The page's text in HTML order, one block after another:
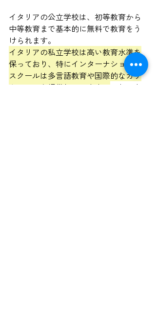
イタリアの公立学校は、初等教育から
中等教育まで基本的に無料で教育をう
けられます。
イタリアの私立学校は高い教育水準を
保っており、特にインターナショナル
スクールは多言語教育や国際的なカリ
キュラムを提供しています。 これによ